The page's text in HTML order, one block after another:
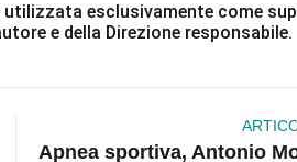
utilizzata esclusivamente come
e della Direzione responsabile.